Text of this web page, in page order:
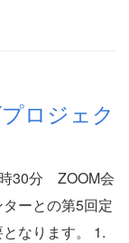
ロジェク
30分 ZOOM会
ーとの第5回定
なります。 1.